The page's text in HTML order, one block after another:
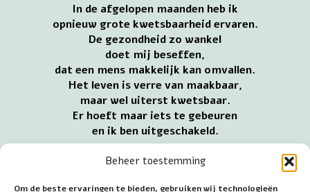
Beheer toestemming
Om de beste ervaringen te bieden, gebruiken wij technologieën
In de afgelopen maanden heb ik
opnieuw grote kwetsbaarheid ervaren.
De gezondheid zo wankel
doet mij beseffen,
dat een mens makkelijk kan omvallen.
Het leven is verre van maakbaar,
maar wel uiterst kwetsbaar.
Er hoeft maar iets te gebeuren
en ik ben uitgeschakeld.
De tijd van plat op bed of bank
Dit doet me opnieuw realiseren